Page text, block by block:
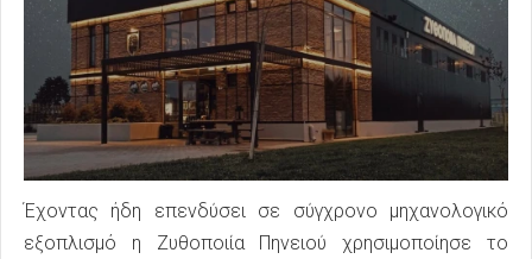
Έχοντας ήδη επενδύσει σε σύγχρονο μηχανολογικό
εξοπλισμό η Ζυθοποιία Πηνειού χρησιμοποίησε το